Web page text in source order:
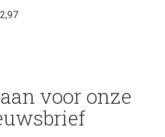
voor onze